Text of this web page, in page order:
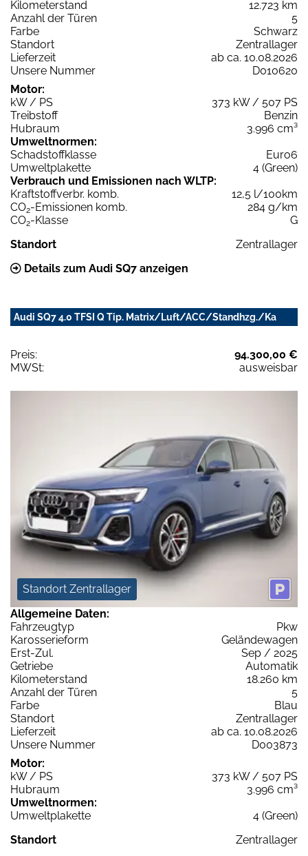
Kilometerstand
12.723 km
Anzahl der Türen
5
Farbe
Schwarz
Standort
Zentrallager
Lieferzeit
ab ca. 10.08.2026
Unsere Nummer
D010620
Motor:
kW / PS
373 kW / 507 PS
Treibstoff
Benzin
Hubraum
3.996 cm³
Umweltnormen:
Schadstoffklasse
Euro6
Umweltplakette
4 (Green)
Verbrauch und Emissionen nach WLTP:
Kraftstoffverbr. komb.
12,5 l/100km
CO2-Emissionen komb.
284 g/km
CO2-Klasse
G
Standort
Zentrallager
Details zum Audi SQ7 anzeigen
Audi SQ7 4.0 TFSI Q Tip. Matrix/Luft/ACC/Standhzg./Ka
Preis:
94.300,00 €
MWSt:
ausweisbar
Standort Zentrallager
Allgemeine Daten:
Fahrzeugtyp
Pkw
Karosserieform
Geländewagen
Erst-Zul.
Sep / 2025
Getriebe
Automatik
Kilometerstand
18.260 km
Anzahl der Türen
5
Farbe
Blau
Standort
Zentrallager
Lieferzeit
ab ca. 10.08.2026
Unsere Nummer
D003873
Motor:
kW / PS
373 kW / 507 PS
Hubraum
3.996 cm³
Umweltnormen:
Umweltplakette
4 (Green)
Standort
Zentrallager